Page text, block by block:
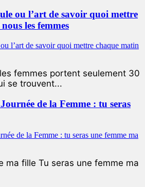
ou l’art de savoir quoi mettre
les femmes
femmes portent seulement 30
se trouvent...
de la Femme : tu seras
ma fille Tu seras une femme ma